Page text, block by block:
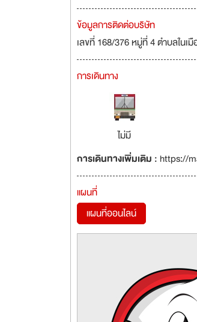
ข้อมูลการติดต่อบริษัท
เลขที่ 168/376 หมู่ที่ 4 ตำบลในเ
การเดินทาง
ไม่มี
การเดินทางเพิ่มเติม : https://
แผนที่
แผนที่ออนไลน์